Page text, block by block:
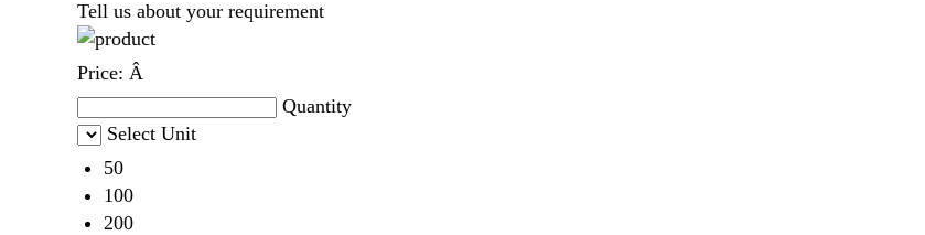
Tell us about your requirement
Price: Â
Quantity
Select Unit
50
100
200